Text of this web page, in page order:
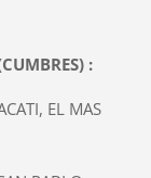
:
EL MAS